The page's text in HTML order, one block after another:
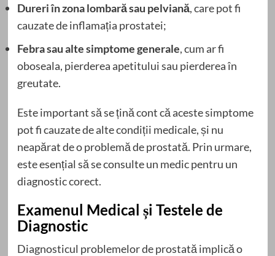
Dureri în zona lombară sau pelviană, care pot fi
cauzate de inflamația prostatei;
Febra sau alte simptome generale, cum ar fi
oboseala, pierderea apetitului sau pierderea în
greutate.
Este important să se țină cont că aceste simptome
pot fi cauzate de alte condiții medicale, și nu
neapărat de o problemă de prostată. Prin urmare,
este esențial să se consulte un medic pentru un
diagnostic corect.
Examenul Medical și Testele de
Diagnostic
Diagnosticul problemelor de prostată implică o